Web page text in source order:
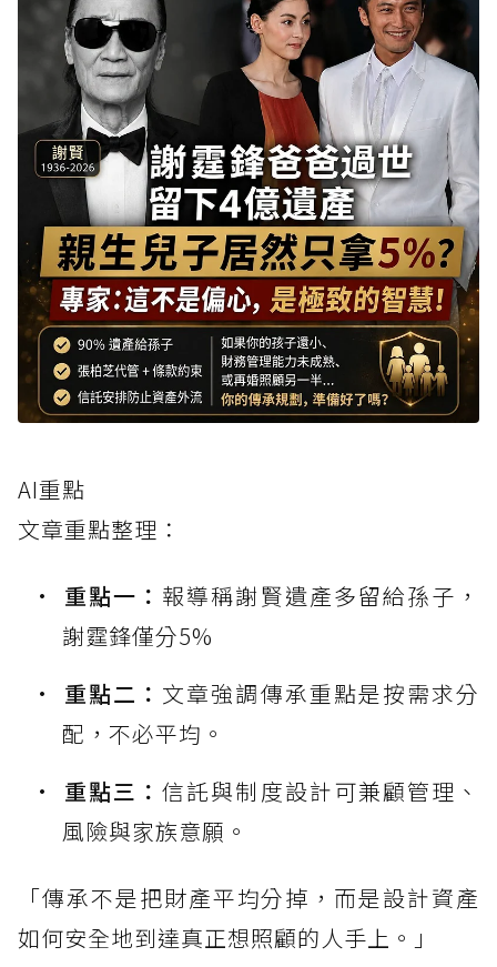
AI重點
文章重點整理：
重點一： 報導稱謝賢遺產多留給孫子，
謝霆鋒僅分5%
重點二： 文章強調傳承重點是按需求分
配，不必平均。
重點三：信託與制度設計可兼顧管理、
風險與家族意願。
「傳承不是把財產平均分掉，而是設計資產
如何安全地到達真正想照顧的人手上。」